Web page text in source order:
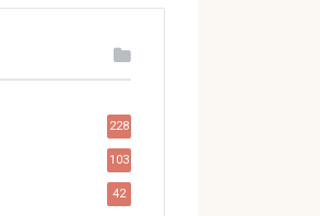
228
103
42